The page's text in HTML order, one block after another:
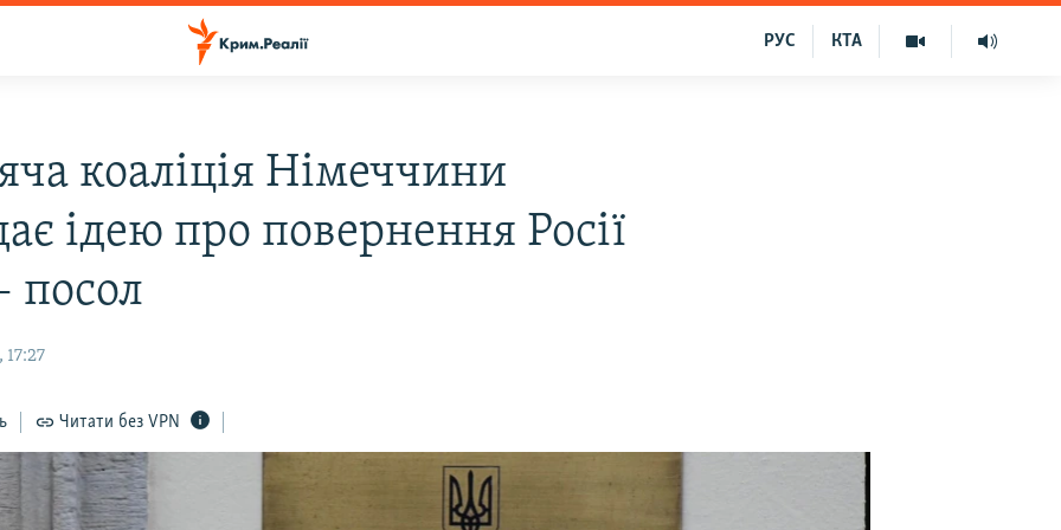
КТА
РУС
коаліція Німеччини
ідею про повернення Росії
посол
17:27
Читати без VPN